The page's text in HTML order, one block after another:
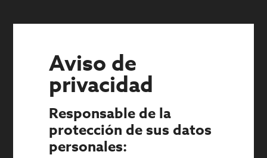
Aviso de
privacidad
Responsable de la
protección de sus datos
personales: